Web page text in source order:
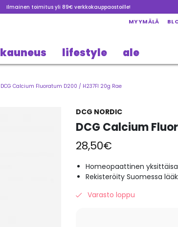
Ilmainen toimitus yli 89€ verkkokauppaostoille!
MYYMÄLÄ
kauneus lifestyle ale
DCG Calcium Fluoratum D200 / H237FI 20g Rae
DCG NORDIC
DCG Calcium
28,50€
Homeopaattinen
Rekisteröity Suomessa
Varasto loppu